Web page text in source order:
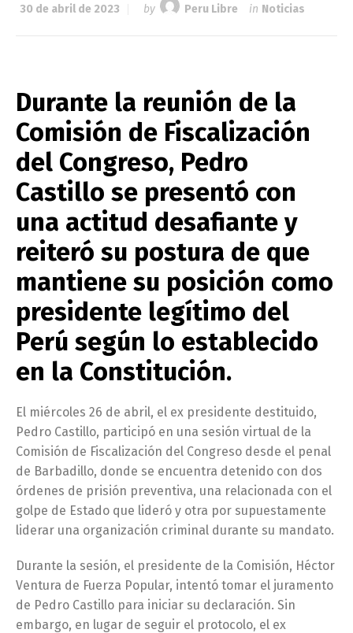
30 de abril de 2023 by Peru Libre in Noticias
Durante la reunión de la
Comisión de Fiscalización
del Congreso, Pedro
Castillo se presentó con
una actitud desafiante y
reiteró su postura de que
mantiene su posición como
presidente legítimo del
Perú según lo establecido
en la Constitución.
El miércoles 26 de abril, el ex presidente destituido,
Pedro Castillo, participó en una sesión virtual de la
Comisión de Fiscalización del Congreso desde el penal
de Barbadillo, donde se encuentra detenido con dos
órdenes de prisión preventiva, una relacionada con el
golpe de Estado que lideró y otra por supuestamente
liderar una organización criminal durante su mandato.
Durante la sesión, el presidente de la Comisión, Héctor
Ventura de Fuerza Popular, intentó tomar el juramento
de Pedro Castillo para iniciar su declaración. Sin
embargo, en lugar de seguir el protocolo, el ex